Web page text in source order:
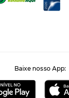
Baixe nosso App: